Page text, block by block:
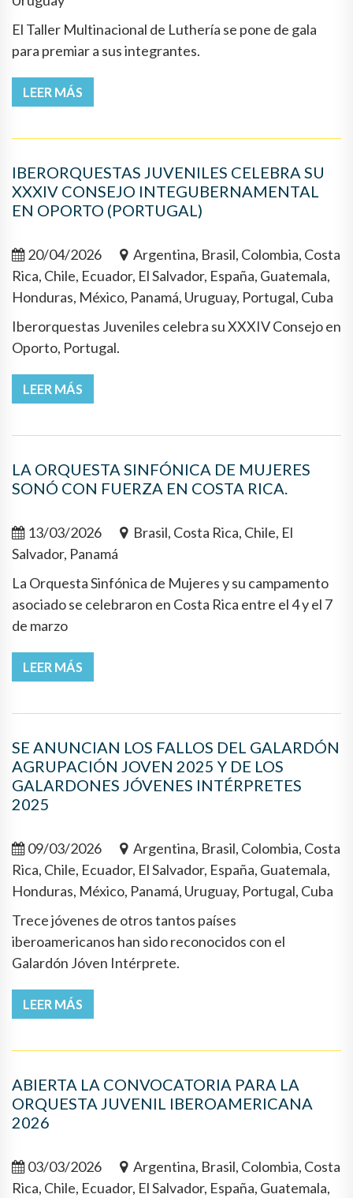
El Taller Multinacional de Luthería se pone de gala
para premiar a sus integrantes.
LEER MÁS
IBERORQUESTAS JUVENILES CELEBRA SU
XXXIV CONSEJO INTEGUBERNAMENTAL
EN OPORTO (PORTUGAL)
20/04/2026
Argentina, Brasil, Colombia, Costa
Rica, Chile, Ecuador, El Salvador, España, Guatemala,
Honduras, México, Panamá, Uruguay, Portugal, Cuba
Iberorquestas Juveniles celebra su XXXIV Consejo en
Oporto, Portugal.
LEER MÁS
LA ORQUESTA SINFÓNICA DE MUJERES
SONÓ CON FUERZA EN COSTA RICA.
13/03/2026
Brasil, Costa Rica, Chile, El
Salvador, Panamá
La Orquesta Sinfónica de Mujeres y su campamento
asociado se celebraron en Costa Rica entre el 4 y el 7
de marzo
LEER MÁS
SE ANUNCIAN LOS FALLOS DEL GALARDÓN
AGRUPACIÓN JOVEN 2025 Y DE LOS
GALARDONES JÓVENES INTÉRPRETES
2025
09/03/2026
Argentina, Brasil, Colombia, Costa
Rica, Chile, Ecuador, El Salvador, España, Guatemala,
Honduras, México, Panamá, Uruguay, Portugal, Cuba
Trece jóvenes de otros tantos países
iberoamericanos han sido reconocidos con el
Galardón Jóven Intérprete.
LEER MÁS
ABIERTA LA CONVOCATORIA PARA LA
ORQUESTA JUVENIL IBEROAMERICANA
2026
03/03/2026
Argentina, Brasil, Colombia, Costa
Rica, Chile, Ecuador, El Salvador, España, Guatemala,